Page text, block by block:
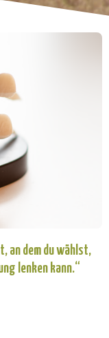
an dem du wählst,
lenken kann.“